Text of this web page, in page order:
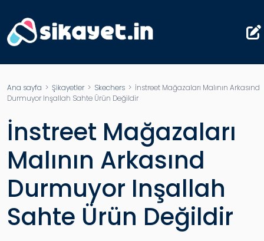
Ana sayfa > Şikayetler> Skechers > İnstreet Mağazaları Malının Arkasınd
Durmuyor Inşallah Sahte Ürün Değildir
İnstreet Mağazaları
Malının Arkasınd
Durmuyor Inşallah
Sahte Ürün Değildir